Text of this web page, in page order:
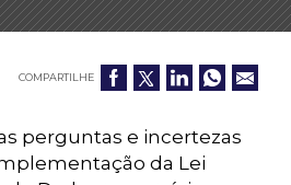
COMPARTILHE
perguntas e incertezas
da Lei